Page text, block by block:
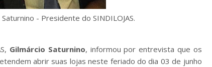
- Presidente do SINDILOJAS.
Gilmárcio Saturnino, informou por entrevista que os
abrir suas lojas neste feriado do dia 03 de junho